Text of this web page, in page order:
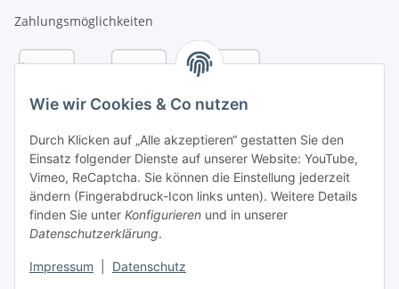
Wie wir Cookies & Co nutzen
Durch Klicken auf „Alle akzeptieren“ gestatten Sie den
Einsatz folgender Dienste auf unserer Website: YouTube,
Vimeo, ReCaptcha. Sie können die Einstellung jederzeit
ändern (Fingerabdruck-Icon links unten). Weitere Details
finden Sie unter Konfigurieren und in unserer
Datenschutzerklärung.
Impressum Datenschutz
Zahlungsmöglichkeiten